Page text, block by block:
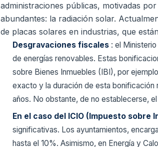
administraciones públicas, motivadas
abundantes: la radiación solar.
de placas solares en industrias, que
Desgravaciones fiscales : el
de energías renovables. Estas
sobre Bienes Inmuebles (IBI), por
exacto y la duración de esta bonificación
años. No obstante, de no establecerse,
En el caso del ICIO (Impuesto
significativas. Los ayuntamientos,
hasta el 10%. Asimismo, en Energía y